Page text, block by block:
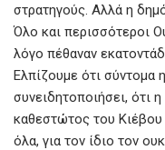
στρατηγούς. Αλλά η
Όλο και περισσότεροι
λόγο πέθαναν
Ελπίζουμε ότι
συνειδητοποιήσει, ότι
καθεστώτος του Κιέβου
όλα, για τον ίδιο τον